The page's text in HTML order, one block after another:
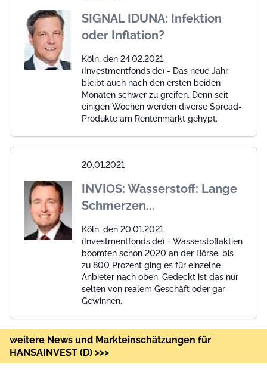
SIGNAL IDUNA: Infektion
oder Inflation?
Köln, den 24.02.2021
(Investmentfonds.de) - Das neue Jahr
bleibt auch nach den ersten beiden
Monaten schwer zu greifen. Denn seit
einigen Wochen werden diverse Spread-
Produkte am Rentenmarkt gehypt.
20.01.2021
INVIOS: Wasserstoff: Lange
Schmerzen...
Köln, den 20.01.2021
(Investmentfonds.de) - Wasserstoffaktien
boomten schon 2020 an der Börse, bis
zu 800 Prozent ging es für einzelne
Anbieter nach oben. Gedeckt ist das nur
selten von realem Geschäft oder gar
Gewinnen.
weitere News und Markteinschätzungen für
HANSAINVEST (D) >>>